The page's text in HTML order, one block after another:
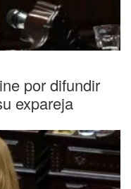
por difundir
expareja